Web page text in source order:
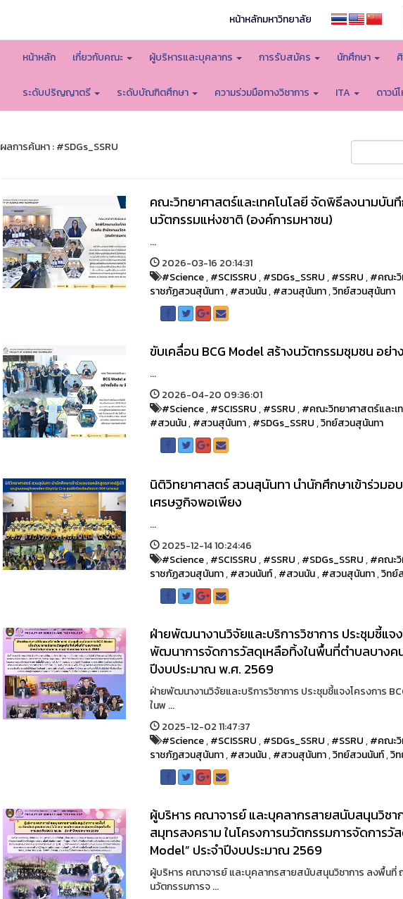
หน้าหลักมหาวิทยาลัย
หน้าหลัก เกี่ยวกับคณะ ผู้บริหารและบุคลากร การรับสมัคร นักศึกษา
ระดับปริญญาตรี ระดับบัณฑิตศึกษา ความร่วมมือทางวิชาการ ITA ดาวน์
ผลการค้นหา : #SDGs_SSRU
คณะวิทยาศาสตร์และเทคโนโลยี จัดพิธีลงนามบันทึ
นวัตกรรมแห่งชาติ (องค์การมหาชน)
...
2026-03-16 20:14:31
#Science,#SCISSRU,#SDGs_SSRU,#SSRU,#คณะวิ
ราชภัฏสวนสุนันทา,#สวนนัน,#สวนสุนันทา,วิทย์สวนสุนันทา
ขับเคลื่อน BCG Model สร้างนวัตกรรมชุมชน อ
...
2026-04-20 09:36:01
#Science,#SCISSRU,#SSRU,#คณะวิทยาศาสตร์และเ
#สวนนัน,#สวนสุนันทา,#SDGs_SSRU,วิทย์สวนสุนันทา
นิติวิทยาศาสตร์ สวนสุนันทา นำนักศึกษาเข้าร่วม
เศรษฐกิจพอเพียง
...
2025-12-14 10:24:46
#Science,#SCISSRU,#SSRU,#SDGs_SSRU,#คณะวิ
ราชภัฏสวนสุนันทา,#สวนนันท์,#สวนนัน,#สวนสุนันทา,วิทย์
ฝ่ายพัฒนางานวิจัยและบริการวิชาการ ประชุมชี้แจ
พัฒนาการจัดการวัสดุเหลือทิ้งในพื้นที่ตำบลบางค
ปีงบประมาณ พ.ศ. 2569
ฝ่ายพัฒนางานวิจัยและบริการวิชาการ ประชุมชี้แจงโครงการ
ในพ ...
2025-12-02 11:47:37
#Science,#SCISSRU,#SDGs_SSRU,#SSRU,#คณะวิ
ราชภัฏสวนสุนันทา,#สวนนัน,#สวนสุนันทา,วิทย์สวนนันท์,วิ
ผู้บริหาร คณาจารย์ และบุคลากรสายสนับสนุนวิช
สมุทรสงคราม ในโครงการนวัตกรรมการจัดการวั
Model” ประจำปีงบประมาณ 2569
ผู้บริหาร คณาจารย์ และบุคลากรสายสนับสนุนวิชาการ ลงพื้นที่
นวัตกรรมการจ ...